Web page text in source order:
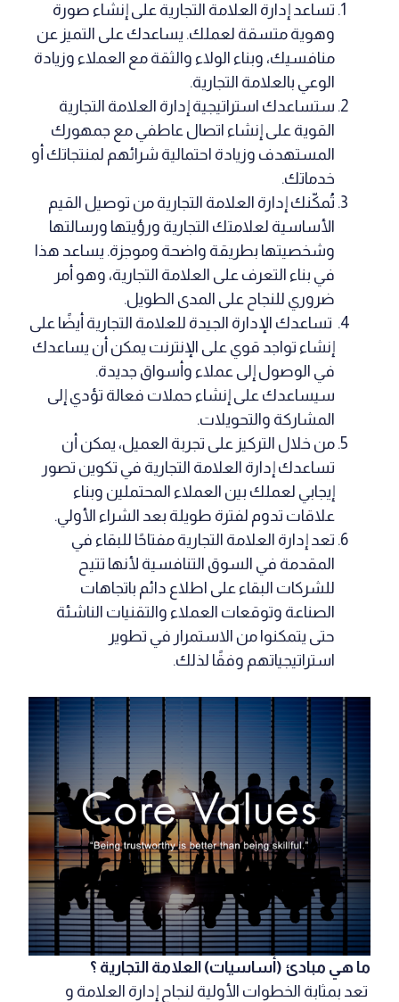
تساعد إدارة العلامة التجارية على إنشاء صورة
وهوية متسقة لعملك. يساعدك على التميز عن
منافسيك، وبناء الولاء والثقة مع العملاء وزيادة
الوعي بالعلامة التجارية.
ستساعدك استراتيجية إدارة العلامة التجارية
القوية على إنشاء اتصال عاطفي مع جمهورك
المستهدف وزيادة احتمالية شرائهم لمنتجاتك أو
خدماتك.
تُمكّنك إدارة العلامة التجارية من توصيل القيم
الأساسية لعلامتك التجارية ورؤيتها ورسالتها
وشخصيتها بطريقة واضحة وموجزة. يساعد هذا
في بناء التعرف على العلامة التجارية، وهو أمر
ضروري للنجاح على المدى الطويل.
تساعدك الإدارة الجيدة للعلامة التجارية أيضًا على
إنشاء تواجد قوي على الإنترنت يمكن أن يساعدك
في الوصول إلى عملاء وأسواق جديدة.
سيساعدك على إنشاء حملات فعالة تؤدي إلى
المشاركة والتحويلات.
من خلال التركيز على تجربة العميل، يمكن أن
تساعدك إدارة العلامة التجارية في تكوين تصور
إيجابي لعملك بين العملاء المحتملين وبناء
علاقات تدوم لفترة طويلة بعد الشراء الأولي.
تعد إدارة العلامة التجارية مفتاحًا للبقاء في
المقدمة في السوق التنافسية لأنها تتيح
للشركات البقاء على اطلاع دائم باتجاهات
الصناعة وتوقعات العملاء والتقنيات الناشئة
حتى يتمكنوا من الاستمرار في تطوير
استراتيجياتهم وفقًا لذلك.
ما هي مبادئ (أساسيات) العلامة التجارية ؟
تعد بمثابة الخطوات الأولية لنجاح إدارة العلامة و